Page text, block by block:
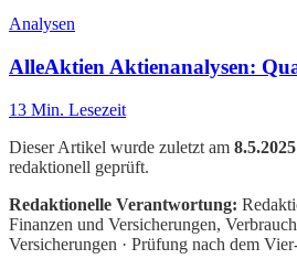
Analysen
AlleAktien Aktienanalysen:
13 Min. Lesezeit
Dieser Artikel wurde zuletzt am 8.5.2025
redaktionell geprüft.
Redaktionelle Verantwortung:
Finanzen und Versicherungen,
Versicherungen · Prüfung nach dem